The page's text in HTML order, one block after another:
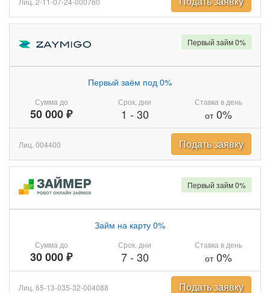
Сумма до
50 000 ₽
Первый заём под 0%
Срок, дни
1 - 30
Ставка в день
от0%
Первый займ 0%
Лиц. 004400 Подать заявку
Сумма до
30 000 ₽
Займ на карту 0%
Срок, дни
7- 30
Ставка в день
от0%
Первый займ 0%
Лиц. 65-13-035-32-004088 Подать заявку